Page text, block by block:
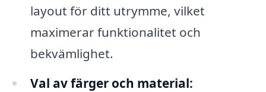
layout för ditt utrymme, vilket
maximerar funktionalitet och
bekvämlighet.
Val av färger och material: